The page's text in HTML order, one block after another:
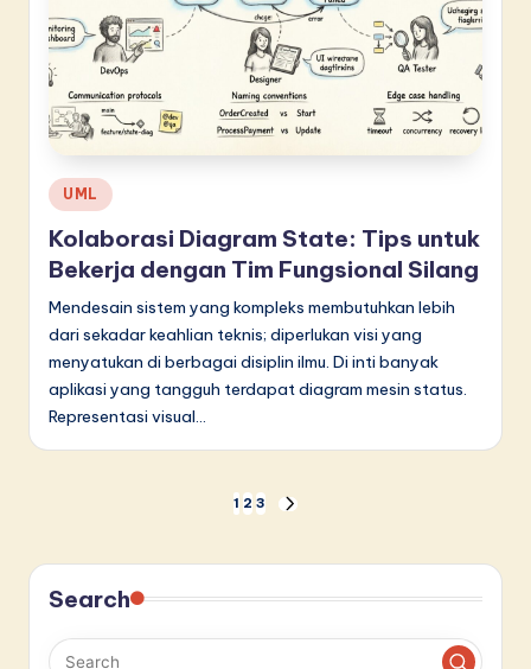
Posted
in
UML
Kolaborasi Diagram State: Tips untuk
Bekerja dengan Tim Fungsional Silang
Mendesain sistem yang kompleks membutuhkan lebih
dari sekadar keahlian teknis; diperlukan visi yang
menyatukan di berbagai disiplin ilmu. Di inti banyak
aplikasi yang tangguh terdapat diagram mesin status.
Representasi visual…
pos
1 2 3
NEXT
Search